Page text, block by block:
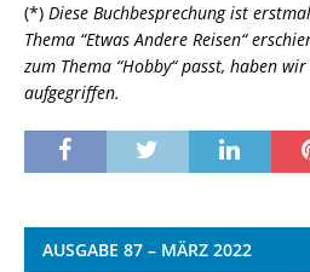
(*) Diese Buchbesprechung ist
Thema “Etwas Andere Reisen“
zum Thema “Hobby“ passt, haben
aufgegriffen.
AUSGABE 87 – MÄRZ 2022